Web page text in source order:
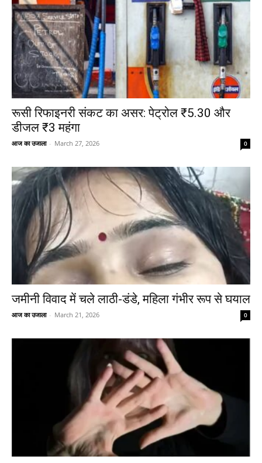
रूसी रिफाइनरी संकट का असर: पेट्रोल ₹5.30 और
डीजल ₹3 महंगा
आज का उजाला - March 27, 2026 0
जमीनी विवाद में चले लाठी-डंडे, महिला गंभीर रूप से घयाल
आज का उजाला - March 21, 2026 0